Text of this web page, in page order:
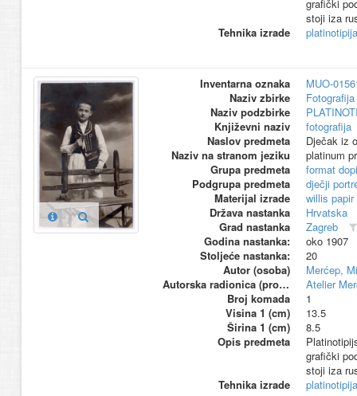
grafički
stoji iza
Tehnika izrade
platinotipija
Inventarna oznaka
MUO-
Naziv zbirke
Naziv podzbirke
Književni naziv
fotografija
Naslov predmeta
Dječak iz
Naziv na stranom jeziku
platinum
Grupa predmeta
format
Podgrupa predmeta
dječji
Materijal izrade
willis papir
Država nastanka
Hrvatska
Grad nastanka
Zagreb
Godina nastanka:
oko 1907
Stoljeće nastanka:
20
Autor (osoba)
Merćep,
Autorska radionica (proizvođač)
Atelier
Broj komada
1
Visina 1 (cm)
13.5
Širina 1 (cm)
8.5
Opis predmeta
grafički
stoji iza
Tehnika izrade
platinotipija